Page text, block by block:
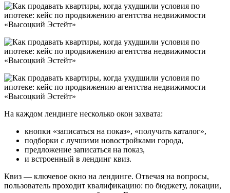
На каждом лендинге несколько окон захвата:
кнопки «записаться на показ», «получить каталог»,
подборки с лучшими новостройками города,
предложение записаться на показ,
и встроенный в лендинг квиз.
Квиз — ключевое окно на лендинге. Отвечая на вопросы,
пользователь проходит квалификацию: по бюджету, локации,